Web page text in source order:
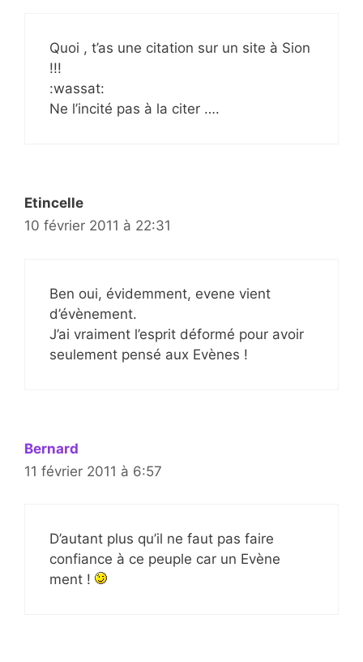
Quoi , t’as une citation sur un site à Sion
!!!
:wassat:
Ne l’incité pas à la citer ….
Etincelle
10 février 2011 à 22:31
Ben oui, évidemment, evene vient
d’évènement.
J’ai vraiment l’esprit déformé pour avoir
seulement pensé aux Evènes !
Bernard
11 février 2011 à 6:57
D’autant plus qu’il ne faut pas faire
confiance à ce peuple car un Evène
ment !